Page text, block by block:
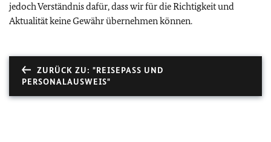
jedoch Verständnis dafür, dass wir für die Richtigkeit und
Aktualität keine Gewähr übernehmen können.
ZURÜCK ZU: "REISEPASS UND
PERSONALAUSWEIS"